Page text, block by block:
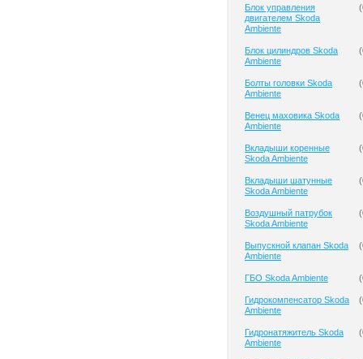
Блок управления
двигателем Skoda
Ambiente
(
Блок цилиндров Skoda
Ambiente
(
Болты головки Skoda
Ambiente
(
Венец маховика Skoda
Ambiente
(
Вкладыши коренные
Skoda Ambiente
(
Вкладыши шатунные
Skoda Ambiente
(
Воздушный патрубок
Skoda Ambiente
(
Выпускной клапан Skoda
Ambiente
(
ГБО Skoda Ambiente (
Гидрокомпенсатор Skoda
Ambiente
(
Гидронатяжитель Skoda
Ambiente
(